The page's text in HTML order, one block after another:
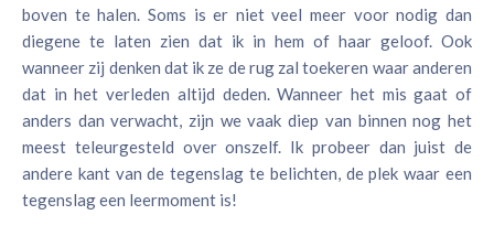
boven te halen. Soms is er niet veel meer voor nodig dan
diegene te laten zien dat ik in hem of haar geloof. Ook
wanneer zij denken dat ik ze de rug zal toekeren waar anderen
dat in het verleden altijd deden. Wanneer het mis gaat of
anders dan verwacht, zijn we vaak diep van binnen nog het
meest teleurgesteld over onszelf. Ik probeer dan juist de
andere kant van de tegenslag te belichten, de plek waar een
tegenslag een leermoment is!